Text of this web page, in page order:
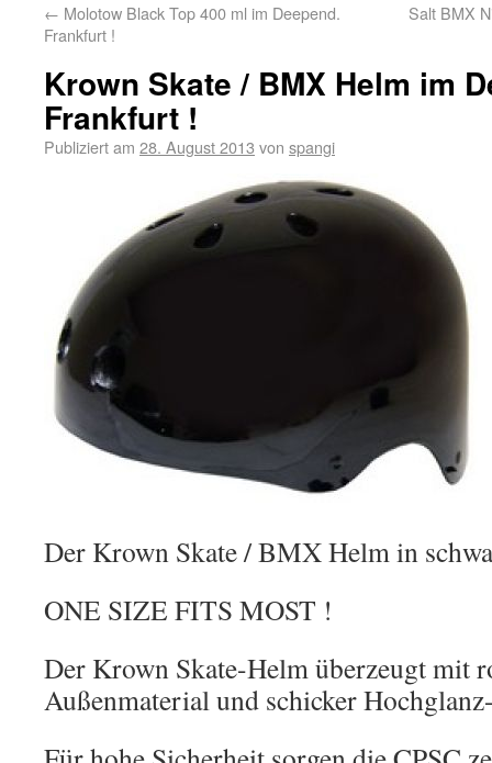
← Molotow Black Top 400 ml im Deepend.
Frankfurt !
Salt BMX
Krown Skate / BMX Helm im
Frankfurt !
Publiziert am 28. August 2013 von spangi
Der Krown Skate / BMX Helm in
ONE SIZE FITS MOST !
Der Krown Skate-Helm überzeugt mit
Außenmaterial und schicker